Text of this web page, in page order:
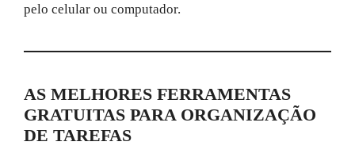
pelo celular ou computador.
AS MELHORES FERRAMENTAS
GRATUITAS PARA ORGANIZAÇÃO
DE TAREFAS